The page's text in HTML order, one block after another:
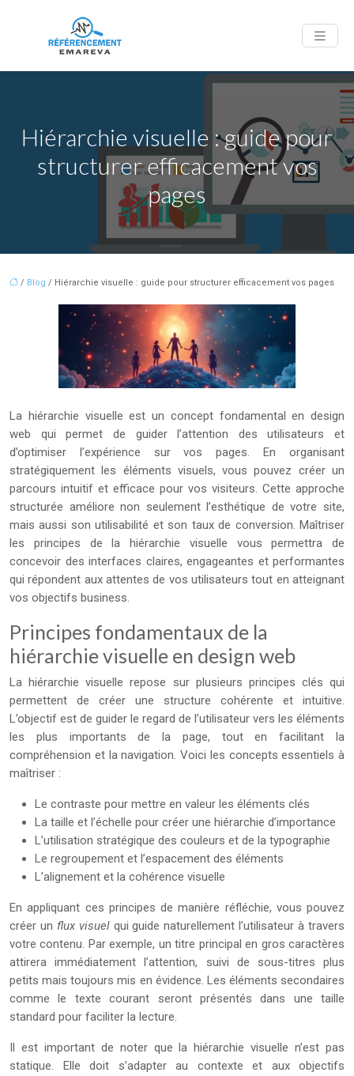
Hiérarchie visuelle : guide pour
structurer efficacement vos
pages
/ Blog / Hiérarchie visuelle : guide pour structurer efficacement vos pages
La hiérarchie visuelle est un concept fondamental en design
web qui permet de guider l’attention des utilisateurs et
d’optimiser l’expérience sur vos pages. En organisant
stratégiquement les éléments visuels, vous pouvez créer un
parcours intuitif et efficace pour vos visiteurs. Cette approche
structurée améliore non seulement l’esthétique de votre site,
mais aussi son utilisabilité et son taux de conversion. Maîtriser
les principes de la hiérarchie visuelle vous permettra de
concevoir des interfaces claires, engageantes et performantes
qui répondent aux attentes de vos utilisateurs tout en atteignant
vos objectifs business.
Principes fondamentaux de la
hiérarchie visuelle en design web
La hiérarchie visuelle repose sur plusieurs principes clés qui
permettent de créer une structure cohérente et intuitive.
L’objectif est de guider le regard de l’utilisateur vers les éléments
les plus importants de la page, tout en facilitant la
compréhension et la navigation. Voici les concepts essentiels à
maîtriser :
Le contraste pour mettre en valeur les éléments clés
La taille et l’échelle pour créer une hiérarchie d’importance
L’utilisation stratégique des couleurs et de la typographie
Le regroupement et l’espacement des éléments
L’alignement et la cohérence visuelle
En appliquant ces principes de manière réfléchie, vous pouvez
créer un flux visuel qui guide naturellement l’utilisateur à travers
votre contenu. Par exemple, un titre principal en gros caractères
attirera immédiatement l’attention, suivi de sous-titres plus
petits mais toujours mis en évidence. Les éléments secondaires
comme le texte courant seront présentés dans une taille
standard pour faciliter la lecture.
Il est important de noter que la hiérarchie visuelle n’est pas
statique. Elle doit s’adapter au contexte et aux objectifs